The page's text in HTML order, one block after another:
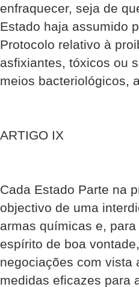
enfraquecer, seja de
Estado haja assumido
Protocolo relativo à
asfixiantes, tóxicos ou
meios bacteriológicos,
ARTIGO IX
Cada Estado Parte na
objectivo de uma
armas químicas e,
espírito de boa vontade,
negociações com vista
medidas eficazes para